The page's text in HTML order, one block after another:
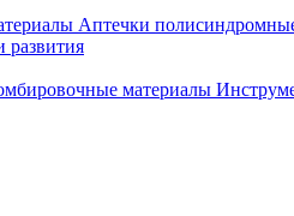
Аптечки
развития
материалы